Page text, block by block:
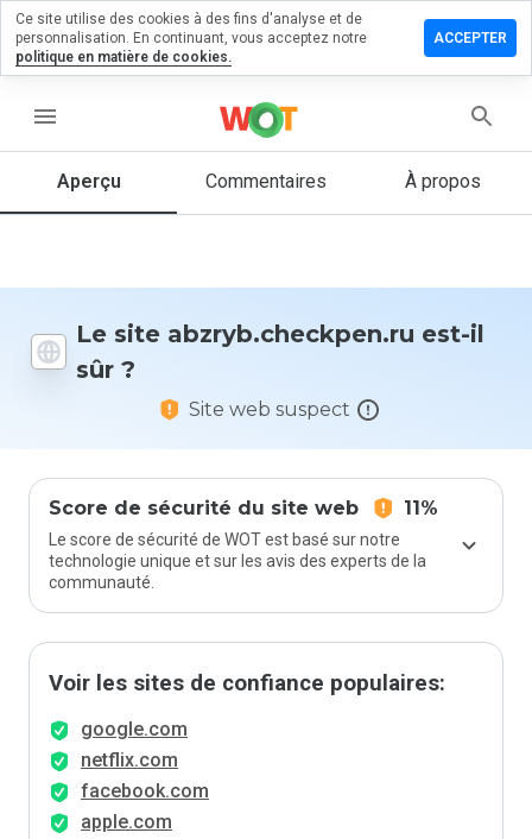
menu
Aperçu Commentaires À propos
Le site abzryb.checkpen.ru est-il
sûr ?
Site web suspect
Score de sécurité du site web 11%
Le score de sécurité de WOT est basé sur notre
technologie unique et sur les avis des experts de la
communauté.
Voir les sites de confiance populaires:
google.com
netflix.com
facebook.com
apple.com
un
sur
Quelle
donneriez-
Ce site utilise des cookies à des fins d'analyse et de
personnalisation. En continuant, vous acceptez notre
politique en matière de cookies.
ACCEPTER